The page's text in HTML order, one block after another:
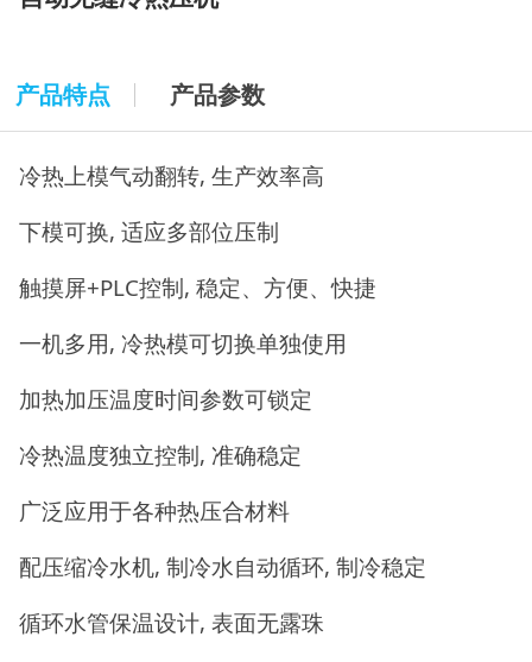
产品特点 产品参数
冷热上模气动翻转, 生产效率高
下模可换, 适应多部位压制
触摸屏+PLC控制, 稳定、方便、快捷
一机多用, 冷热模可切换单独使用
加热加压温度时间参数可锁定
冷热温度独立控制, 准确稳定
广泛应用于各种热压合材料
配压缩冷水机, 制冷水自动循环, 制冷稳定
循环水管保温设计, 表面无露珠